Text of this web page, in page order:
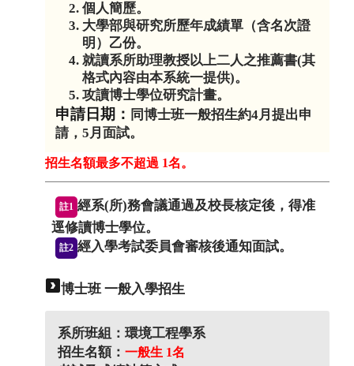
個人簡歷。
大學部與研究所歷年成績單（含名次證
明）乙份。
就讀系所助理教授以上二人之推薦書(其
格式內容由本系統一提供)。
攻讀博士學位研究計畫。
同博士班一般招生約4月提出申
請，5月面試。
招生名額最多不超過 1名。
註1 經系(所)務會議通過及校長核定後，得准
逕修讀博士學位。
註2 經入學考試委員會審核後通知面試。
博士班 一般入學招生
系所班組：環境工程學系
招生名額：一般生 1名